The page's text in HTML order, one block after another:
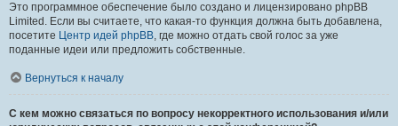
Это программное обеспечение было создано и лицензировано phpBB
Limited. Если вы считаете, что какая-то функция должна быть добавлена,
посетите Центр идей phpBB, где можно отдать свой голос за уже
поданные идеи или предложить собственные.
Вернуться к началу
С кем можно связаться по вопросу некорректного использования и/или